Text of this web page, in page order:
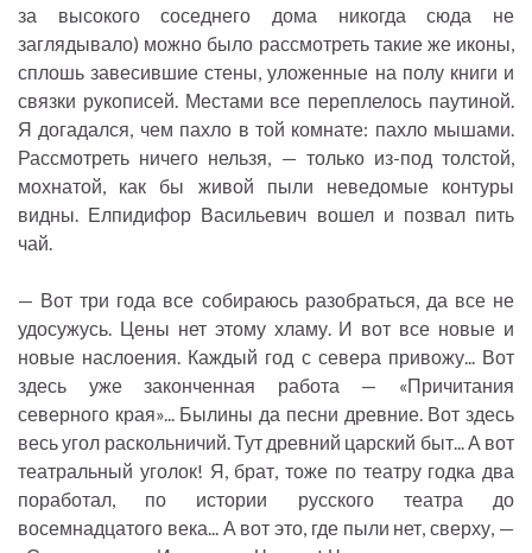
за высокого соседнего дома никогда сюда не
заглядывало) можно было рассмотреть такие же иконы,
сплошь завесившие стены, уложенные на полу книги и
связки рукописей. Местами все переплелось паутиной.
Я догадался, чем пахло в той комнате: пахло мышами.
Рассмотреть ничего нельзя, — только из-под толстой,
мохнатой, как бы живой пыли неведомые контуры
видны. Елпидифор Васильевич вошел и позвал пить
чай.
— Вот три года все собираюсь разобраться, да все не
удосужусь. Цены нет этому хламу. И вот все новые и
новые наслоения. Каждый год с севера привожу... Вот
здесь уже законченная работа — «Причитания
северного края»... Былины да песни древние. Вот здесь
весь угол раскольничий. Тут древний царский быт... А вот
театральный уголок! Я, брат, тоже по театру годка два
поработал, по истории русского театра до
восемнадцатого века... А вот это, где пыли нет, сверху, —